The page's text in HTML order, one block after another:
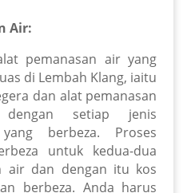
Air:
pemanasan air yang
di Lembah Klang, iaitu
dan alat pemanasan
setiap jenis
berbeza. Proses
untuk kedua-dua
air dan dengan itu kos
berbeza. Anda harus